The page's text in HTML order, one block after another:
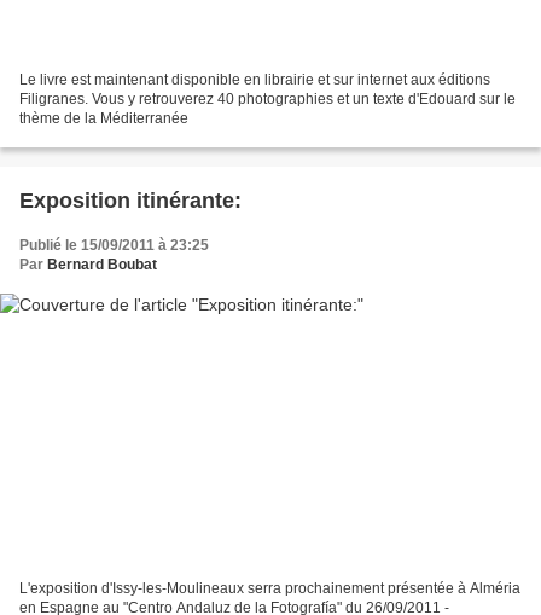
Le livre est maintenant disponible en librairie et sur internet aux éditions
Filigranes. Vous y retrouverez 40 photographies et un texte d'Edouard sur le
thème de la Méditerranée
Exposition itinérante:
Publié le 15/09/2011 à 23:25
Par Bernard Boubat
L'exposition d'Issy-les-Moulineaux serra prochainement présentée à Alméria
en Espagne au "Centro Andaluz de la Fotografía" du 26/09/2011 -